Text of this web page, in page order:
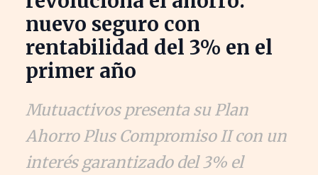
nuevo seguro con
rentabilidad del 3% en el
primer año
Mutuactivos presenta su Plan
Ahorro Plus Compromiso II con un
interés garantizado del 3% el